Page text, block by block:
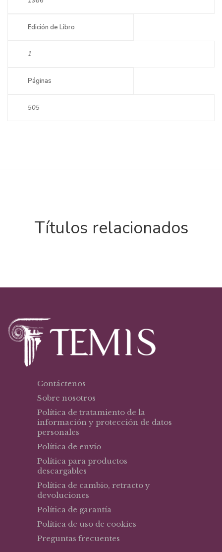
Edición de Libro
1
Páginas
505
Títulos relacionados
Contáctenos
Sobre nosotros
Política de tratamiento de la
información y protección de datos
personales
Política de envío
Política para productos
descargables
Política de cambio, retracto y
devoluciones
Política de garantía
Política de uso de cookies
Preguntas frecuentes